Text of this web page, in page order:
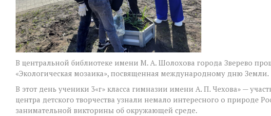
В центральной библиотеке имени М. А. Шолохова города Зверево
«Экологическая мозаика», посвященная международному дню Земли.
В этот день ученики 3«г» класса гимназии имени А. П. Чехова» —
центра детского творчества узнали немало интересного о природе
занимательной викторины об окружающей среде.